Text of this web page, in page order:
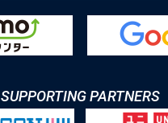
SUPPORTING PARTNERS